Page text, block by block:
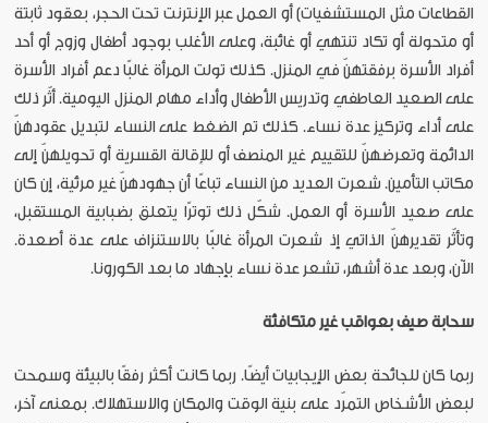
القطاعات مثل المستشفيات) أو العمل عبر الإنترنت تحت الحجر، بعقود ثابتة
أو متحولة أو تكاد تنتهي أو غائبة، وعلى الأغلب بوجود أطفال وزوج أو أحد
أفراد الأسرة برفقتهنّ في المنزل. كذلك تولت المرأة غالبًا دعم أفراد الأسرة
على الصعيد العاطفي وتدريس الأطفال وأداء مهام المنزل اليومية. أثّر ذلك
على أداء وتركيز عدة نساء. كذلك تم الضغط على النساء لتبديل عقودهنّ
الدائمة وتعرضهنّ للتقييم غير المنصف أو للإقالة القسرية أو تحويلهنّ إلى
مكاتب التأمين. شعرت العديد من النساء تباعًا أن جهودهنّ غير مرئية، إن كان
على صعيد الأسرة أو العمل. شكّل ذلك توترًا يتعلق بضبابية المستقبل،
وتأثّر تقديرهنّ الذاتي إذ شعرت المرأة غالبًا بالاستنزاف على عدة أصعدة.
الآن، وبعد عدة أشهر، تشعر عدة نساء بإجهاد ما بعد الكورونا.
سحابة صيف بعواقب غير متكافئة
ربما كان للجائحة بعض الإيجابيات أيضًا. ربما كانت أكثر رفقًا بالبيئة وسمحت
لبعض الأشخاص التمرّد على بنية الوقت والمكان والاستهلاك. بمعنى آخر،